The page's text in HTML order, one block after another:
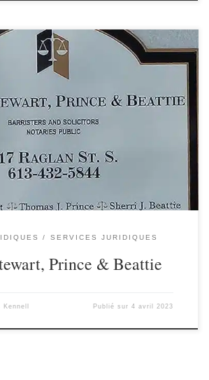
SERVICES JURIDIQUES
Prince & Beattie
Publié sur4 avril 2023